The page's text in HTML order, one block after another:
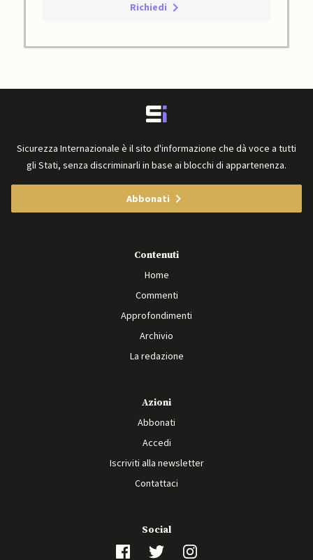
Richiedi
Sicurezza Internazionale è il sito d'informazione che dà voce a tutti
gli Stati, senza discriminarli in base ai blocchi di appartenenza.
Abbonati
Contenuti
Home
Commenti
Approfondimenti
Archivio
La redazione
Azioni
Abbonati
Accedi
Iscriviti alla newsletter
Contattaci
Social